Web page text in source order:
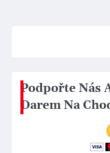
Podpořte Nás
Darem Na